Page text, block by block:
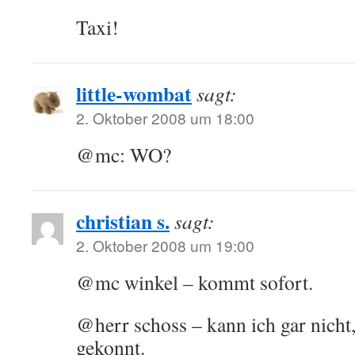
Taxi!
little-wombatsagt:
2. Oktober 2008 um 18:00
@mc: WO?
christian s.sagt:
2. Oktober 2008 um 19:00
@mc winkel – kommt sofort.
@herr schoss – kann ich gar
gekonnt.